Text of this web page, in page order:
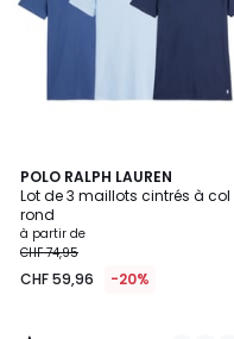
POLO RALPH LAUREN
Lot de 3 maillots cintrés à col
rond
Prix
à
partir
CHF
à partir de
CHF 74,95
CHF 59,96 -20%
4,6
/ 5
4
Couleurs